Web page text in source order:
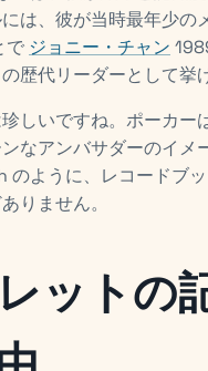
は、彼が当時最年少の
で ジョニー・チャン
歴代リーダーとして挙
しいですね。ポーカ
なアンバサダーのイメ
のように、レコードブ
りません。
ットの